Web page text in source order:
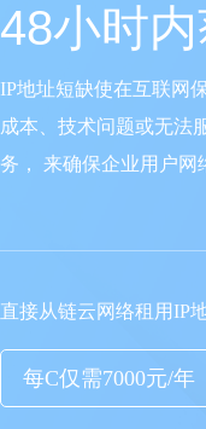
48小时
IP地址短缺使在互联网
成本、技术问题或无法
务， 来确保企业用户网
直接从链云网络租用IP
每C仅需7000元/年